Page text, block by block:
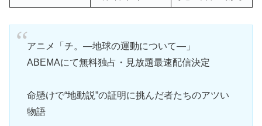
アニメ「チ。―地球の運動について―」
ABEMAにて無料独占・見放題最速配信決定
命懸けで“地動説”の証明に挑んだ者たちのアツい
物語